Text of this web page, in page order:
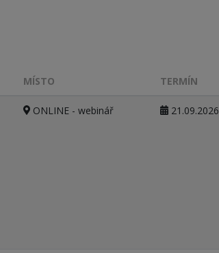
MÍSTO TERMÍN
ONLINE - webinář 21.09.2026